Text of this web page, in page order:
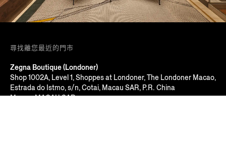
尋找離您最近的門市
Zegna Boutique (Londoner)
Shop 1002A, Level 1, Shoppes at Londoner, The Londoner Macao,
Estrada do Istmo, s/n, Cotai, Macau SAR, P.R. China
Macau, MACAU SAR